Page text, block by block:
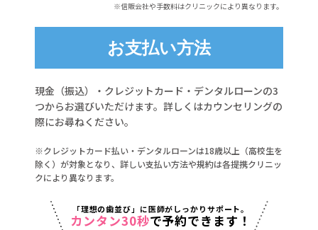
※信販会社や手数料はクリニックにより異なります。
お支払い方法
現金（振込）・クレジットカード・デンタルローンの3
つからお選びいただけます。詳しくはカウンセリングの
際にお尋ねください。
※クレジットカード払い・デンタルローンは18歳以上（高校生を
除く）が対象となり、詳しい支払い方法や規約は各提携クリニッ
クにより異なります。
「理想の歯並び」に医師がしっかりサポート。
カンタン30秒で予約できます！